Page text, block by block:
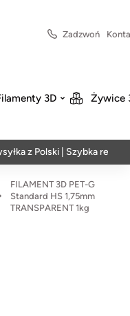
Zadzwoń
3D Żywice
| Szybka realizacja w
FILAMENT 3D PET-G
Standard HS 1,75mm
TRANSPARENT 1kg